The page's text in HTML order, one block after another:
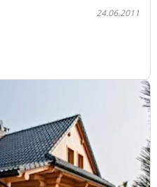
24.06.2011